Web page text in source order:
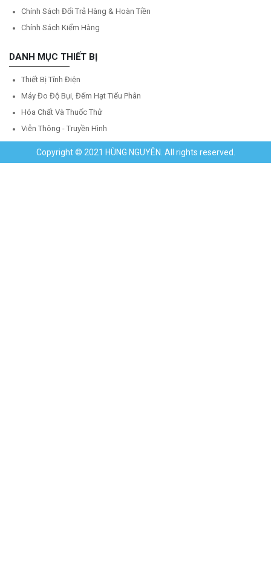
Chính Sách Đổi Trả Hàng & Hoàn Tiền
Chính Sách Kiểm Hàng
DANH MỤC THIẾT BỊ
Thiết Bị Tĩnh Điện
Máy Đo Độ Bụi, Đếm Hạt Tiểu Phân
Hóa Chất Và Thuốc Thử
Viễn Thông - Truyền Hình
Copyright © 2021 HÙNG NGUYÊN. All rights reserved.